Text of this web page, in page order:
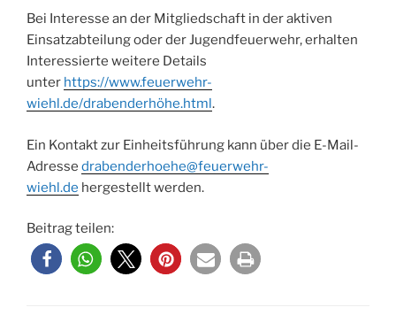
Bei Interesse an der Mitgliedschaft in der aktiven
Einsatzabteilung oder der Jugendfeuerwehr, erhalten
Interessierte weitere Details
unter https://www.feuerwehr-
wiehl.de/drabenderhöhe.html.
Ein Kontakt zur Einheitsführung kann über die E-Mail-
Adresse drabenderhoehe@feuerwehr-
wiehl.de hergestellt werden.
Beitrag teilen: